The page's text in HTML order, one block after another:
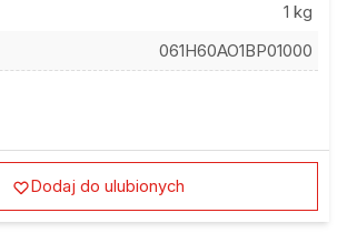
1 kg
061H60AO1BP01000
Dodaj do ulubionych